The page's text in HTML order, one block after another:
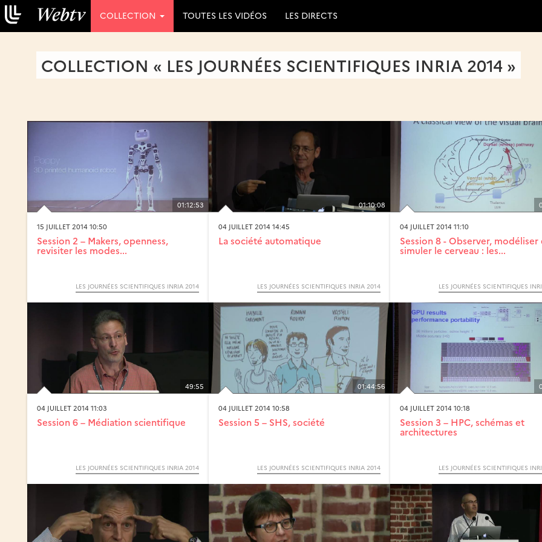
COLLECTION TOUTES LES VIDÉOS LES DIRECTS
COLLECTION « LES JOURNÉES SCIENTIFIQUES INRIA 2014 »
01:12:53
15 JUILLET 2014 10:50
Session 2 – Makers, openness,
revisiter les modes...
LES JOURNÉES SCIENTIFIQUES INRIA 2014
01:10:08
04 JUILLET 2014 14:45
La société automatique
LES JOURNÉES SCIENTIFIQUES INRIA 2014
04 JUILLET 2014 11:10
Session 8 - Observer, modéliser
simuler le cerveau : les...
LES JOURNÉES SCIENTIFIQUES
49:55
04 JUILLET 2014 11:03
Session 6 – Médiation scientifique
LES JOURNÉES SCIENTIFIQUES INRIA 2014
01:44:56
04 JUILLET 2014 10:58
Session 5 – SHS, société
LES JOURNÉES SCIENTIFIQUES INRIA 2014
04 JUILLET 2014 10:18
Session 3 – HPC, schémas et
architectures
LES JOURNÉES SCIENTIFIQUES